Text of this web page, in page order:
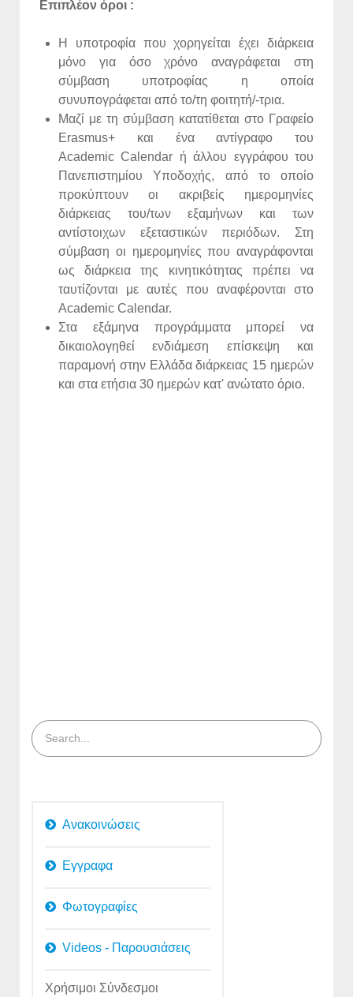
Επιπλέον όροι :
Η υποτροφία που χορηγείται έχει διάρκεια
μόνο για όσο χρόνο αναγράφεται στη
σύμβαση υποτροφίας η οποία
συνυπογράφεται από το/τη φοιτητή/-τρια.
Μαζί με τη σύμβαση κατατίθεται στο Γραφείο
Erasmus+ και ένα αντίγραφο του
Academic Calendar ή άλλου εγγράφου του
Πανεπιστημίου Υποδοχής, από το οποίο
προκύπτουν οι ακριβείς ημερομηνίες
διάρκειας του/των εξαμήνων και των
αντίστοιχων εξεταστικών περιόδων. Στη
σύμβαση οι ημερομηνίες που αναγράφονται
ως διάρκεια της κινητικότητας πρέπει να
ταυτίζονται με αυτές που αναφέρονται στο
Academic Calendar.
Στα εξάμηνα προγράμματα μπορεί να
δικαιολογηθεί ενδιάμεση επίσκεψη και
παραμονή στην Ελλάδα διάρκειας 15 ημερών
και στα ετήσια 30 ημερών κατ' ανώτατο όριο.
Ανακοινώσεις
Εγγραφα
Φωτογραφίες
Videos - Παρουσιάσεις
Χρήσιμοι Σύνδεσμοι